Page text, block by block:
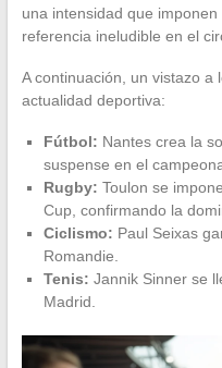
una intensidad que
referencia ineludible en el
A continuación, un vistazo a
actualidad deportiva:
Fútbol: Nantes crea la
suspense en el
Rugby: Toulon se
Cup, confirmando la
Ciclismo: Paul Seixas
Romandie.
Tenis: Jannik Sinner se
Madrid.